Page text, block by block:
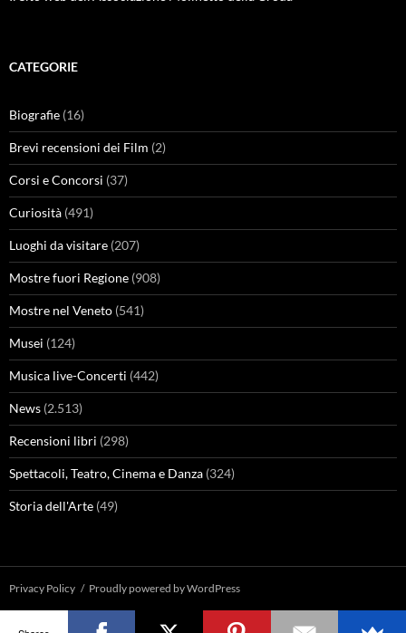
CATEGORIE
Biografie (16)
Brevi recensioni dei Film (2)
Corsi e Concorsi (37)
Curiosità (491)
Luoghi da visitare (207)
Mostre fuori Regione (908)
Mostre nel Veneto (541)
Musei (124)
Musica live-Concerti (442)
News (2.513)
Recensioni libri (298)
Spettacoli, Teatro, Cinema e Danza (324)
Storia dell'Arte (49)
Privacy Policy Proudly powered by WordPress